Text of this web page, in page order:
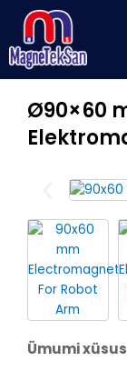
content
Ø90×60
Ümumi